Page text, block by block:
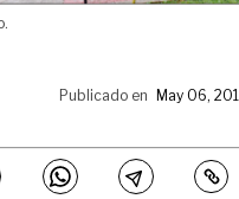
Publicado en May 06,